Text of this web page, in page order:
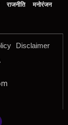
राजनीति
मनोरंजन
Disclaimer